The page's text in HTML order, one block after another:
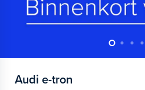
Audi e-tron